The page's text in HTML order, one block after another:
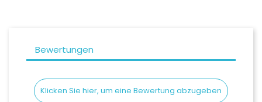
Bewertungen
Klicken Sie hier, um eine Bewertung abzugeben